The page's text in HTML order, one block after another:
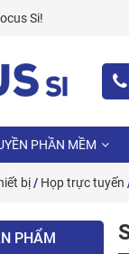
Si!
PHẦN MỀM
bị/ Họp trực tuyến
PHẨM